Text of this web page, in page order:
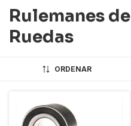
Rulemanes de
Ruedas
ORDENAR